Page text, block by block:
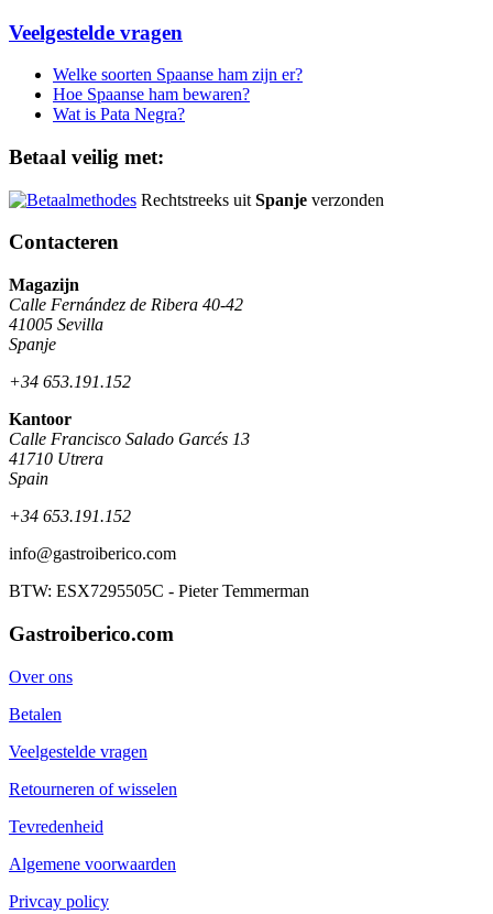
Veelgestelde vragen
Welke soorten Spaanse ham zijn er?
Hoe Spaanse ham bewaren?
Wat is Pata Negra?
Betaal veilig met:
Rechtstreeks uit Spanje verzonden
Contacteren
Magazijn
Calle Fernández de Ribera 40-42
41005 Sevilla
Spanje
+34 653.191.152
Kantoor
Calle Francisco Salado Garcés 13
41710 Utrera
Spain
+34 653.191.152
info@gastroiberico.com
BTW: ESX7295505C - Pieter Temmerman
Gastroiberico.com
Over ons
Betalen
Veelgestelde vragen
Retourneren of wisselen
Tevredenheid
Algemene voorwaarden
Privcay policy